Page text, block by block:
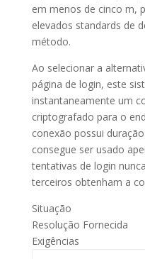
em menos de cinco m,
elevados standards de
método.
Ao selecionar a
página de login, este
instantaneamente um
criptografado para o
conexão possui
consegue ser usado
tentativas de login
terceiros obtenham a
Situação
Resolução Fornecida
Exigências